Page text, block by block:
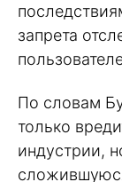
запрета
По словам
только
индустрии,